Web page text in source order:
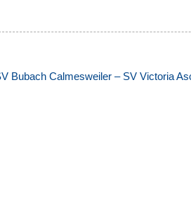
Bubach Calmesweiler – SV Victoria